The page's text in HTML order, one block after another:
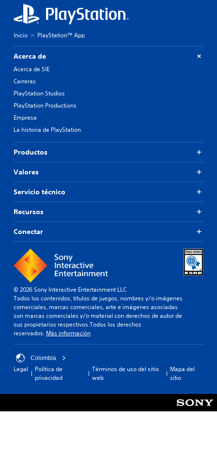
Inicio PlayStation™ App
Acerca de
Acerca de SIE
Carreras
PlayStation Studios
PlayStation Productions
Empresa
La historia de PlayStation
Productos
Valores
Servicio técnico
Recursos
Conectar
© 2026 Sony Interactive Entertainment LLC
Todos los contenidos, títulos de juegos, nombres y/o imágenes
comerciales, marcas comerciales, arte e imágenes asociadas
son marcas comerciales y/o material con derechos de autor de
sus propietarios respectivos.Todos los derechos
reservados. Más información
Colombia
Legal
Política de
privacidad
Términos de uso del sitio
web
Mapa del
sitio